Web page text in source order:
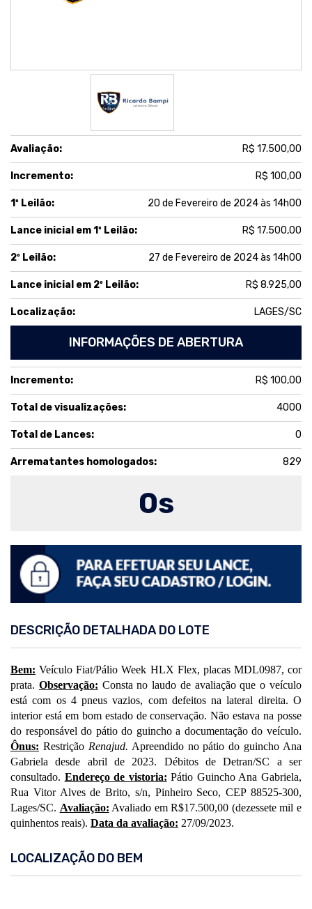
Avaliação: R$ 17.500,00
Incremento: R$ 100,00
1º Leilão: 20 de Fevereiro de 2024 às 14h00
Lance inicial em 1º Leilão: R$ 17.500,00
2º Leilão: 27 de Fevereiro de 2024 às 14h00
Lance inicial em 2º Leilão: R$ 8.925,00
Localização: LAGES/SC
INFORMAÇÕES DE ABERTURA
Incremento: R$ 100,00
Total de visualizações: 4000
Total de Lances: 0
Arrematantes homologados: 829
0s
DESCRIÇÃO DETALHADA DO LOTE
Bem: Veículo Fiat/Pálio Week HLX Flex, placas MDL0987, cor
prata. Observação: Consta no laudo de avaliação que o veículo
está com os 4 pneus vazios, com defeitos na lateral direita. O
interior está em bom estado de conservação. Não estava na posse
do responsável do pátio do guincho a documentação do veículo.
Ônus: Restrição Renajud. Apreendido no pátio do guincho Ana
Gabriela desde abril de 2023. Débitos de Detran/SC a ser
consultado. Endereço de vistoria: Pátio Guincho Ana Gabriela,
Rua Vitor Alves de Brito, s/n, Pinheiro Seco, CEP 88525-300,
Lages/SC. Avaliação: Avaliado em R$17.500,00 (dezessete mil e
quinhentos reais). Data da avaliação: 27/09/2023.
LOCALIZAÇÃO DO BEM